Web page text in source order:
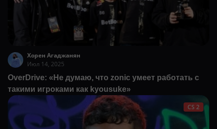
Хорен Агаджанян
Июл 14, 2025
OverDrive: «Не думаю, что zonic умеет работать с
такими игроками как kyousuke»
CS 2